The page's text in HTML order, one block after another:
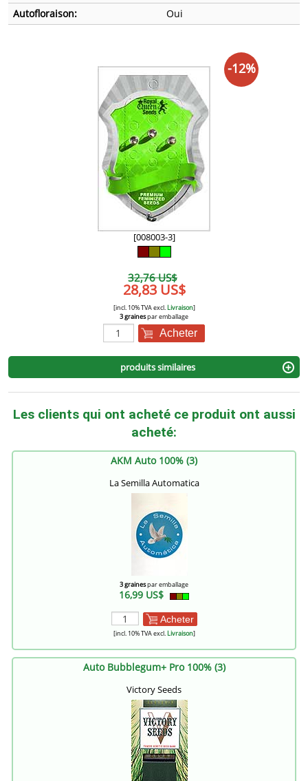
Autofloraison:
Oui
[008003-3]
32,76 US$
28,83 US$
[incl. 10% TVA excl. Livraison]
3 grainespar emballage
Acheter
-12%
produits similaires
Les clients qui ont acheté ce produit ont aussi
acheté:
AKM Auto 100% (3)
La Semilla Automatica
3 grainespar emballage
16,99 US$
Acheter
[incl. 10% TVA excl.Livraison]
Auto Bubblegum+ Pro 100% (3)
Victory Seeds